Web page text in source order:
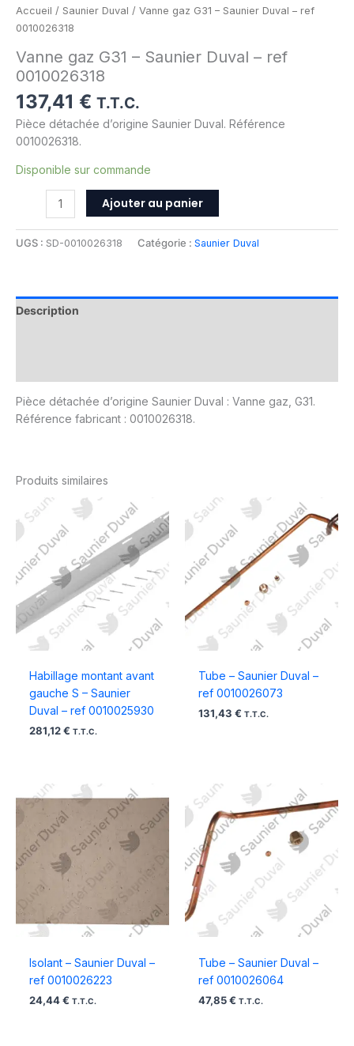
Accueil / Saunier Duval / Vanne gaz G31 – Saunier Duval – ref
0010026318
Vanne gaz G31 – Saunier Duval – ref
0010026318
137,41 € T.T.C.
Pièce détachée d’origine Saunier Duval. Référence
0010026318.
Disponible sur commande
Ajouter au panier
UGS : SD-0010026318 Catégorie : Saunier Duval
Description
Pièce détachée d’origine Saunier Duval : Vanne gaz, G31.
Référence fabricant : 0010026318.
Produits similaires
Habillage montant avant
gauche S – Saunier
Duval – ref 0010025930
281,12 € T.T.C.
Tube – Saunier Duval –
ref 0010026073
131,43 € T.T.C.
Isolant – Saunier Duval –
ref 0010026223
24,44 € T.T.C.
Tube – Saunier Duval –
ref 0010026064
47,85 € T.T.C.